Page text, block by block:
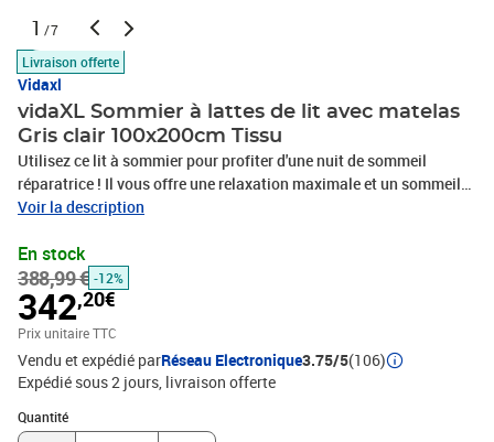
1 /7
Livraison offerte
Vidaxl
vidaXL Sommier à lattes de lit avec matelas
Gris clair 100x200cm Tissu
Utilisez ce lit à sommier pour profiter d'une nuit de sommeil
réparatrice ! Il vous offre une relaxation maximale et un sommeil
agréable. Tissu durable : le tissu présente un aspect simple et
est réglable en hauteur selon vos préférences. La tête de lit vous
offre un excellent soutien du dos lorsque vous êtes assis dans
votre lit pour lire ou regarder la télévision.Matelas à ressorts
ensachés : le ressort ensaché individuel intégré est connu pour sa
très haute qualité tout en assurant un haut niveau de durabilité et
d'adaptabilité. Il peut absorber efficacement le bruit et les chocs
causés par les sauts et les rotations.Support moyen-dur : ce
matelas de lit offre une stabilité accrue et juste le niveau de
Voir la description
En stock
388,99 € -12%
342,20€
Prix unitaire TTC
Vendu et expédié parRéseau Electronique3.75/5(106)
Expédié sous 2 jours livraison offerte
Quantité
Quantité : 1